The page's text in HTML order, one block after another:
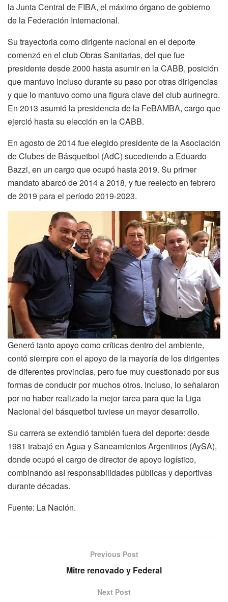
la Junta Central de FIBA, el máximo órgano de gobierno
de la Federación Internacional.
Su trayectoria como dirigente nacional en el deporte
comenzó en el club Obras Sanitarias, del que fue
presidente desde 2000 hasta asumir en la CABB, posición
que mantuvo incluso durante su paso por otras dirigencias
y que lo mantuvo como una figura clave del club aurinegro.
En 2013 asumió la presidencia de la FeBAMBA, cargo que
ejerció hasta su elección en la CABB.
En agosto de 2014 fue elegido presidente de la Asociación
de Clubes de Básquetbol (AdC) sucediendo a Eduardo
Bazzi, en un cargo que ocupó hasta 2019. Su primer
mandato abarcó de 2014 a 2018, y fue reelecto en febrero
de 2019 para el período 2019-2023.
Generó tanto apoyo como críticas dentro del ambiente,
contó siempre con el apoyo de la mayoría de los dirigentes
de diferentes provincias, pero fue muy cuestionado por sus
formas de conducir por muchos otros. Incluso, lo señalaron
por no haber realizado la mejor tarea para que la Liga
Nacional del básquetbol tuviese un mayor desarrollo.
Su carrera se extendió también fuera del deporte: desde
1981 trabajó en Agua y Saneamientos Argentinos (AySA),
donde ocupó el cargo de director de apoyo logístico,
combinando así responsabilidades públicas y deportivas
durante décadas.
Fuente: La Nación.
Previous Post
Mitre renovado y Federal
Next Post